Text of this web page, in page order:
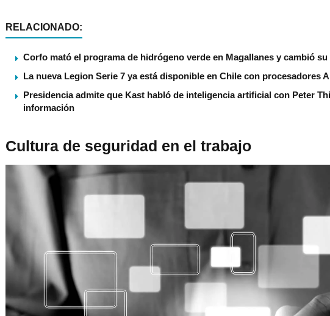
RELACIONADO:
Corfo mató el programa de hidrógeno verde en Magallanes y cambió
La nueva Legion Serie 7 ya está disponible en Chile con procesadores
Presidencia admite que Kast habló de inteligencia artificial con Peter
información
Cultura de seguridad en el trabajo